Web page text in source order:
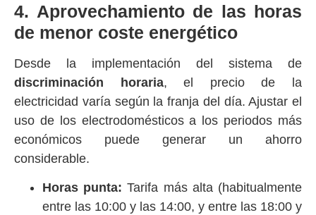
4. Aprovechamiento de las horas
de menor coste energético
Desde la implementación del sistema de
discriminación horaria, el precio de la
electricidad varía según la franja del día. Ajustar el
uso de los electrodomésticos a los periodos más
económicos puede generar un ahorro
considerable.
Horas punta: Tarifa más alta (habitualmente
entre las 10:00 y las 14:00, y entre las 18:00 y